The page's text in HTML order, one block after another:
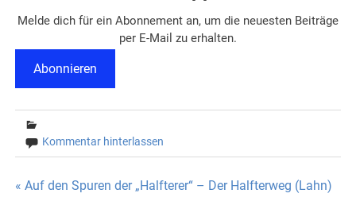
Melde dich für ein Abonnement an, um die neuesten Beiträge
per E-Mail zu erhalten.
Abonnieren
Kommentar hinterlassen
Beitragsnavigation
« Auf den Spuren der „Halfterer“ – Der Halfterweg (Lahn)